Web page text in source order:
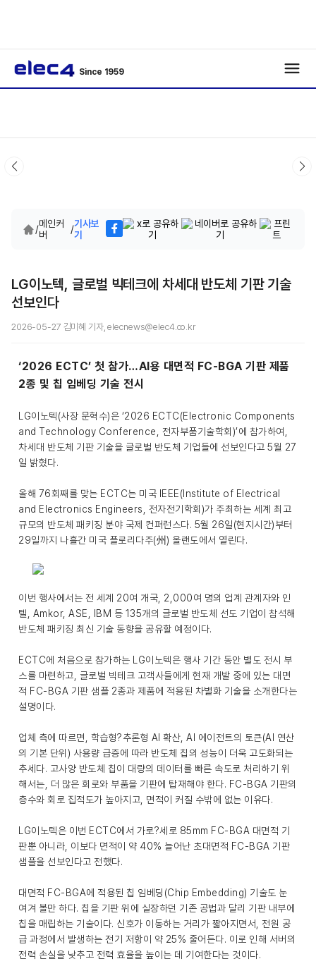
Since 1959
/메인커
버
/기사보
기
LG이노텍, 글로벌 빅테크에 차세대 반도체 기판 기술
선보인다
2026-05-27 김미혜 기자, elecnews@elec4.co.kr
‘2026 ECTC’ 첫 참가…AI용 대면적 FC-BGA 기판 제품
2종 및 칩 임베딩 기술 전시
LG이노텍(사장 문혁수)은 ‘2026 ECTC(Electronic Components
and Technology Conference, 전자부품기술학회)’에 참가하여,
차세대 반도체 기판 기술을 글로벌 반도체 기업들에 선보인다고 5월 27
일 밝혔다.
올해 76회째를 맞는 ECTC는 미국 IEEE(Institute of Electrical
and Electronics Engineers, 전자전기학회)가 주최하는 세계 최고
규모의 반도체 패키징 분야 국제 컨퍼런스다. 5월 26일(현지시간)부터
29일까지 나흘간 미국 플로리다주(州) 올랜도에서 열린다.
이번 행사에서는 전 세계 20여 개국, 2,000여 명의 업계 관계자와 인
텔, Amkor, ASE, IBM 등 135개의 글로벌 반도체 선도 기업이 참석해
반도체 패키징 최신 기술 동향을 공유할 예정이다.
ECTC에 처음으로 참가하는 LG이노텍은 행사 기간 동안 별도 전시 부
스를 마련하고, 글로벌 빅테크 고객사들에게 현재 개발 중에 있는 대면
적 FC-BGA 기판 샘플 2종과 제품에 적용된 차별화 기술을 소개한다는
설명이다.
업체 측에 따르면, 학습형?추론형 AI 확산, AI 에이전트의 토큰(AI 연산
의 기본 단위) 사용량 급증에 따라 반도체 칩의 성능이 더욱 고도화되는
추세다. 고사양 반도체 칩이 대량의 데이터를 빠른 속도로 처리하기 위
해서는, 더 많은 회로와 부품을 기판에 탑재해야 한다. FC-BGA 기판의
층수와 회로 집적도가 높아지고, 면적이 커질 수밖에 없는 이유다.
LG이노텍은 이번 ECTC에서 가로?세로 85mm FC-BGA 대면적 기
판뿐 아니라, 이보다 면적이 약 40% 늘어난 초대면적 FC-BGA 기판
샘플을 선보인다고 전했다.
대면적 FC-BGA에 적용된 칩 임베딩(Chip Embedding) 기술도 눈
여겨 볼만 하다. 칩을 기판 위에 실장하던 기존 공법과 달리 기판 내부에
칩을 매립하는 기술이다. 신호가 이동하는 거리가 짧아지면서, 전원 공
급 과정에서 발생하는 전기 저항이 약 25% 줄어든다. 이로 인해 서버의
전력 손실을 낮추고 전력 효율을 높이는 데 기여한다는 것이다.